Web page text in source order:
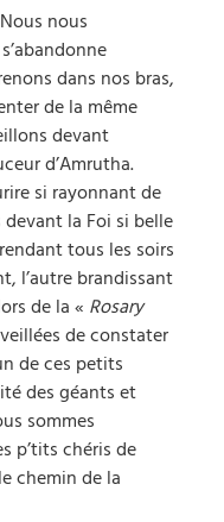
nous
dans nos bras,
de la même
devant
d’Amrutha.
si rayonnant de
la Foi si belle
tous les soirs
l’autre brandissant
de la « Rosary
de constater
de ces petits
des géants et
sommes
p’tits chéris de
chemin de la